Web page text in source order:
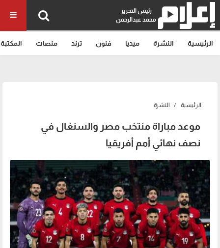
رئيس التحرير
محمد عبدالرحمن
الرئيسية النشرة ميديا فنون ترند منصات المكتبة
الرئيسية النشرة
موعد مباراة منتخب مصر والسنغال في
نصف نهائي أمم أفريقيا